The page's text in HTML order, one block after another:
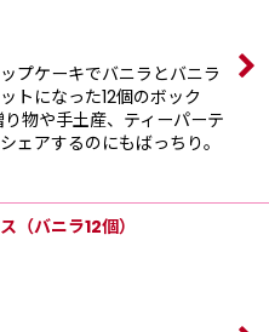
プケーキでバニラとバニラ
トになった12個のボック
物や手土産、ティーパーテ
ェアするのにもばっちり。
（バニラ12個）